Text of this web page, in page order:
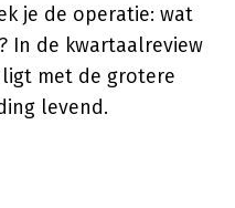
je de operatie: wat
In de kwartaalreview
met de grotere
levend.